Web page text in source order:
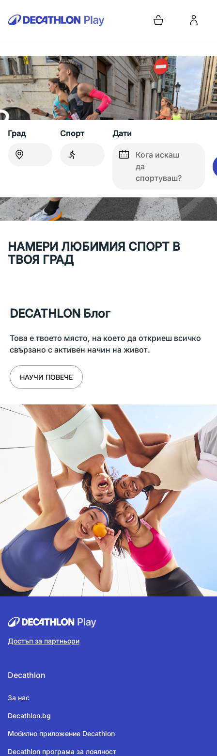
Град Спорт Дати
Кога искаш
да
спортуваш?
НАМЕРИ ЛЮБИМИЯ СПОРТ В
ТВОЯ ГРАД
DECATHLON Блог
Това е твоето място, на което да откриеш всичко
свързано с активен начин на живот.
НАУЧИ ПОВЕЧЕ
Достъп за партньори
Decathlon
За нас
Decathlon.bg
Мобилно приложение Decathlon
Decathlon програма за лоялност